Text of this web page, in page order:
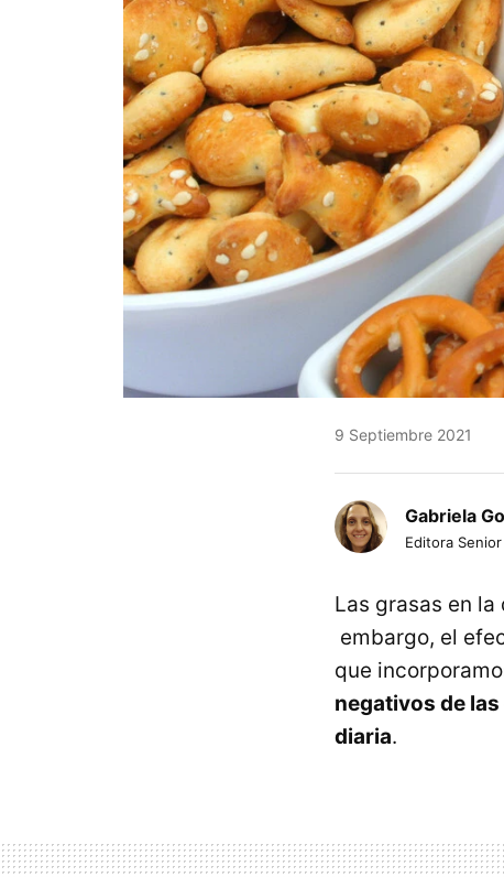
9 Septiembre 2021
Gabriela
Editora
Las grasas en
embargo, el
que
negativos de
diaria.